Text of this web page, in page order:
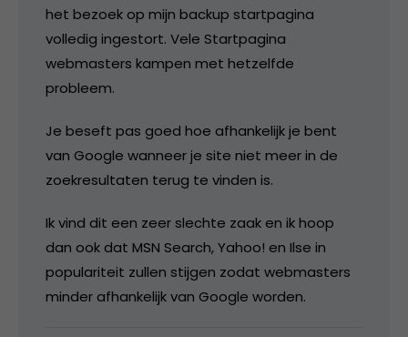
het bezoek op mijn backup startpagina
volledig ingestort. Vele Startpagina
webmasters kampen met hetzelfde
probleem.
Je beseft pas goed hoe afhankelijk je bent
van Google wanneer je site niet meer in de
zoekresultaten terug te vinden is.
Ik vind dit een zeer slechte zaak en ik hoop
dan ook dat MSN Search, Yahoo! en Ilse in
populariteit zullen stijgen zodat webmasters
minder afhankelijk van Google worden.